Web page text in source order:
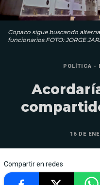
Copaco sigue buscando
funcionarios.FOTO: JORGE
POLÍTICA -
16 DE
Compartir en redes